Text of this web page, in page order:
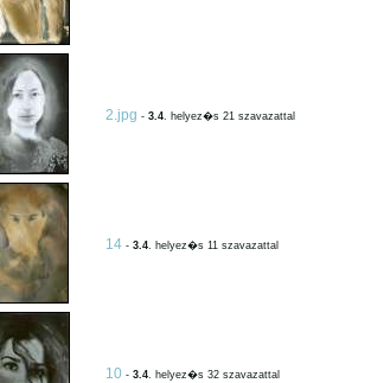
2.jpg -3.4. helyez�s 21 szavazattal
14 -3.4. helyez�s 11 szavazattal
10 -3.4. helyez�s 32 szavazattal